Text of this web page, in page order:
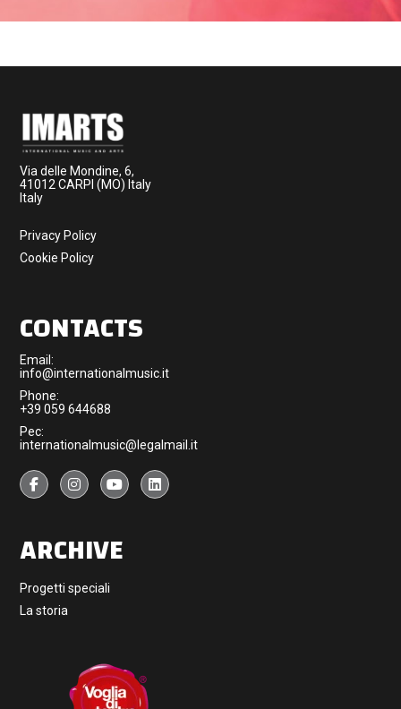
Via delle Mondine, 6,
41012 CARPI (MO) Italy
Italy
Privacy Policy
Cookie Policy
CONTACTS
Email:
info@internationalmusic.it
Phone:
+39 059 644688
Pec:
internationalmusic@legalmail.it
ARCHIVE
Progetti speciali
La storia